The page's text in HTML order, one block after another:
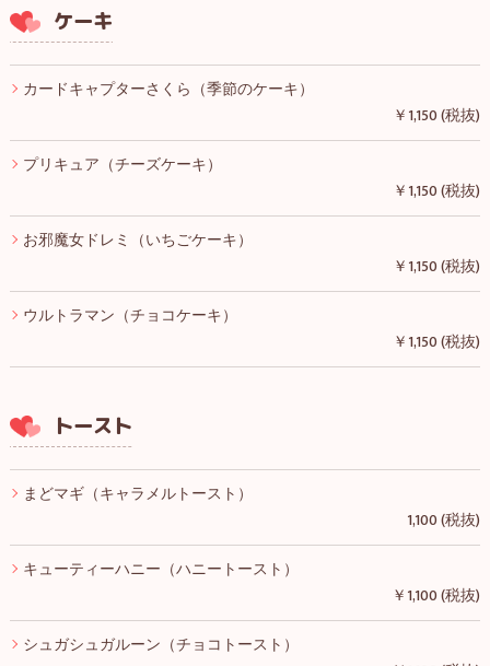
ケーキ
カードキャプターさくら（季節のケーキ）
￥1,150 (税抜)
プリキュア（チーズケーキ）
￥1,150 (税抜)
お邪魔女ドレミ（いちごケーキ）
￥1,150 (税抜)
ウルトラマン（チョコケーキ）
￥1,150 (税抜)
トースト
まどマギ（キャラメルトースト）
1,100 (税抜)
キューティーハニー（ハニートースト）
￥1,100 (税抜)
シュガシュガルーン（チョコトースト）